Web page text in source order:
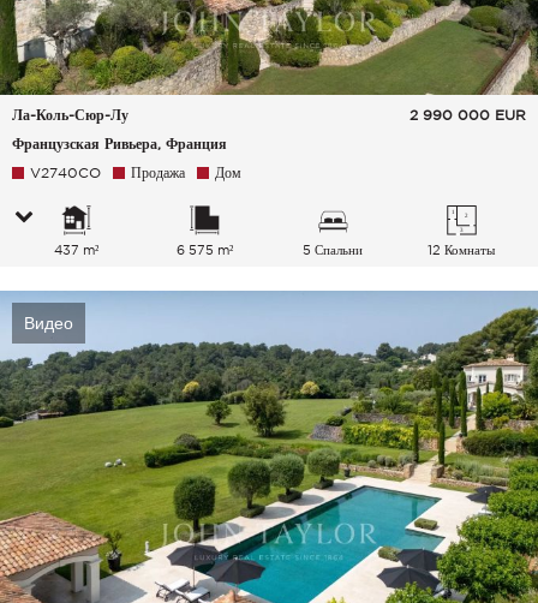
Ла-Коль-Сюр-Лу
Французская Ривьера, Франция
2 990 000 EUR
V2740CO Продажа Дом
437 m² 6 575 m² 5 Спальни 12 Комнаты
Видео